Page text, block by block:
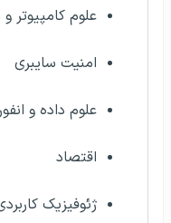
علوم کامپیوتر
امنیت سایبری
علوم داده و
اقتصاد
ژئوفیزیک